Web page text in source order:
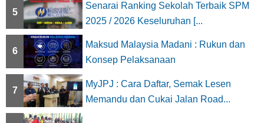
5
Senarai Ranking Sekolah Terbaik SPM
2025 / 2026 Keseluruhan [...
6
Maksud Malaysia Madani : Rukun dan
Konsep Pelaksanaan
7
MyJPJ : Cara Daftar, Semak Lesen
Memandu dan Cukai Jalan Road...